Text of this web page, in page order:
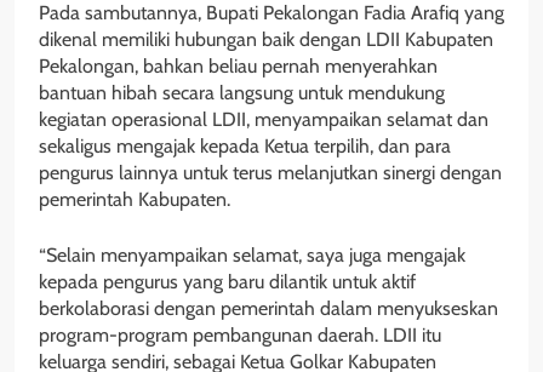
Pada sambutannya, Bupati Pekalongan Fadia Arafiq yang
dikenal memiliki hubungan baik dengan LDII Kabupaten
Pekalongan, bahkan beliau pernah menyerahkan
bantuan hibah secara langsung untuk mendukung
kegiatan operasional LDII, menyampaikan selamat dan
sekaligus mengajak kepada Ketua terpilih, dan para
pengurus lainnya untuk terus melanjutkan sinergi dengan
pemerintah Kabupaten.
“Selain menyampaikan selamat, saya juga mengajak
kepada pengurus yang baru dilantik untuk aktif
berkolaborasi dengan pemerintah dalam menyukseskan
program-program pembangunan daerah. LDII itu
keluarga sendiri, sebagai Ketua Golkar Kabupaten